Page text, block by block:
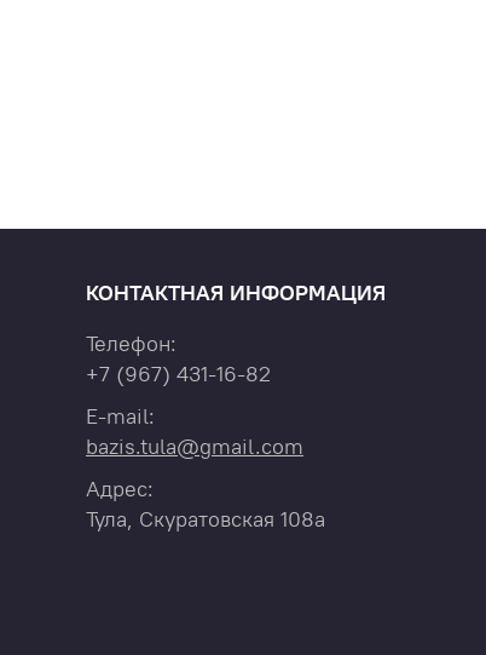
КОНТАКТНАЯ ИНФОРМАЦИЯ
Телефон:
+7 (967) 431-16-82
E-mail:
bazis.tula@gmail.com
Адрес:
Тула, Скуратовская 108а